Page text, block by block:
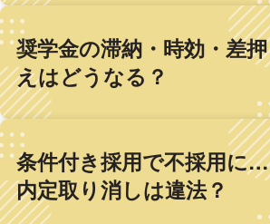
奨学金の滞納・時効・差押
えはどうなる？
条件付き採用で不採用に…
内定取り消しは違法？